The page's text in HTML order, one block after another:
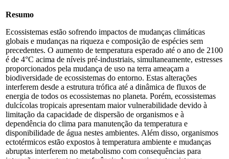
Resumo
Ecossistemas estão sofrendo impactos de mudanças climáticas
globais e mudanças na riqueza e composição de espécies sem
precedentes. O aumento de temperatura esperado até o ano de 2100
é de 4°C acima de níveis pré-industriais, simultaneamente, estresses
proporcionados pela mudança de uso na terra ameaçam a
biodiversidade de ecossistemas do entorno. Estas alterações
interferem desde a estrutura trófica até a dinâmica de fluxos de
energia de todos os ecossistemas no planeta. Porém, ecossistemas
dulcícolas tropicais apresentam maior vulnerabilidade devido à
limitação da capacidade de dispersão de organismos e à
dependência do clima para manutenção da temperatura e
disponibilidade de água nestes ambientes. Além disso, organismos
ectotérmicos estão expostos à temperatura ambiente e mudanças
abruptas interferem no metabolismo com consequências para